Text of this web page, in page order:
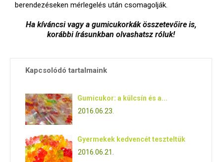
berendezéseken mérlegelés után csomagolják.
Ha kíváncsi vagy a gumicukorkák összetevőire is,
korábbi írásunkban olvashatsz róluk!
Kapcsolódó tartalmaink
Gumicukor: a külcsín és a...
2016.06.23.
Gyermekek kedvencét teszteltük
2016.06.21.